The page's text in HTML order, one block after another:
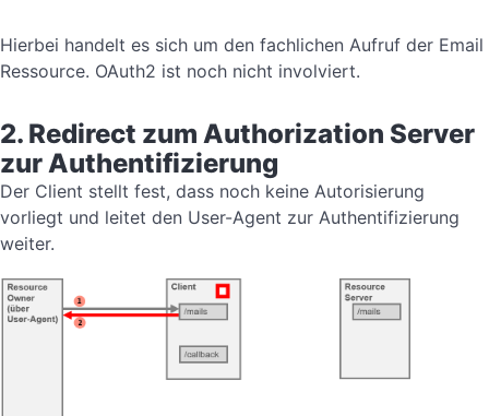
Hierbei handelt es sich um den fachlichen Aufruf der Email
Ressource. OAuth2 ist noch nicht involviert.
2. Redirect zum Authorization Server
zur Authentifizierung
Der Client stellt fest, dass noch keine Autorisierung
vorliegt und leitet den User-Agent zur Authentifizierung
weiter.